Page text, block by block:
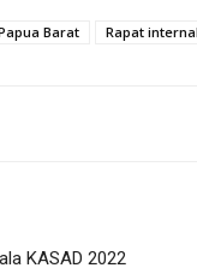
Barat Rapat internal
KASAD 2022